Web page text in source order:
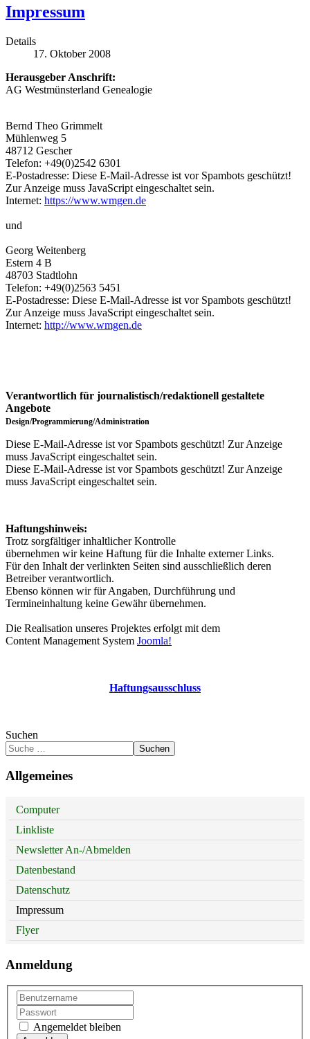
Impressum
Details
17. Oktober 2008
Herausgeber Anschrift:
AG Westmünsterland Genealogie
Bernd Theo Grimmelt
Mühlenweg 5
48712 Gescher
Telefon: +49(0)2542 6301
E-Postadresse: Diese E-Mail-Adresse ist vor Spambots geschützt!
Zur Anzeige muss JavaScript eingeschaltet sein.
Internet: https://www.wmgen.de
und
Georg Weitenberg
Estern 4 B
48703 Stadtlohn
Telefon: +49(0)2563 5451
E-Postadresse: Diese E-Mail-Adresse ist vor Spambots geschützt!
Zur Anzeige muss JavaScript eingeschaltet sein.
Internet: http://www.wmgen.de
Verantwortlich für journalistisch/redaktionell gestaltete
Angebote
Design/Programmierung/Administration
Diese E-Mail-Adresse ist vor Spambots geschützt! Zur Anzeige
muss JavaScript eingeschaltet sein.
Diese E-Mail-Adresse ist vor Spambots geschützt! Zur Anzeige
muss JavaScript eingeschaltet sein.
Haftungshinweis:
Trotz sorgfältiger inhaltlicher Kontrolle
übernehmen wir keine Haftung für die Inhalte externer Links.
Für den Inhalt der verlinkten Seiten sind ausschließlich deren
Betreiber verantwortlich.
Ebenso können wir für Angaben, Durchführung und
Termineinhaltung keine Gewähr übernehmen.
Die Realisation unseres Projektes erfolgt mit dem
Content Management System Joomla!
Haftungsausschluss
Suchen
Suchen
Allgemeines
Computer
Linkliste
Newsletter An-/Abmelden
Datenbestand
Datenschutz
Impressum
Flyer
Anmeldung
Angemeldet bleiben